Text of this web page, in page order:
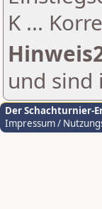
K ...
und sind
Der Schachturnier-
Impressum /